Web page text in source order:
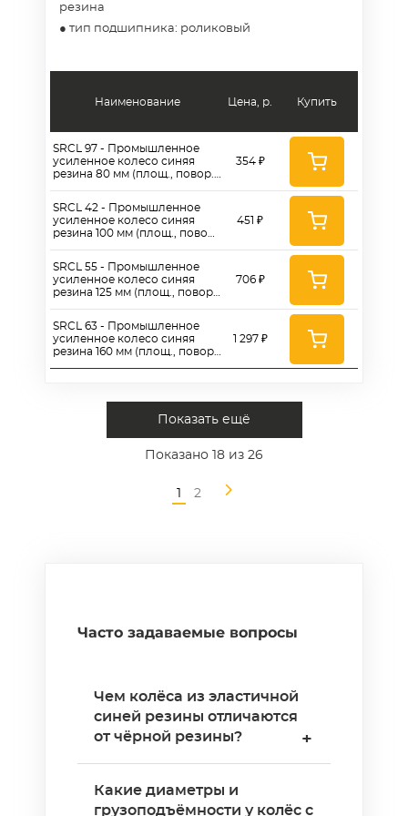
резина
● тип подшипника: роликовый
Наименование
SRCL 97 - Промышленное
усиленное колесо синяя
резина 80 мм (площ., повор.,
SRCL 42 - Промышленное
усиленное колесо синяя
резина 100 мм (площ., повор.,
SRCL 55 - Промышленное
усиленное колесо синяя
резина 125 мм (площ., повор.,
SRCL 63 - Промышленное
усиленное колесо синяя
резина 160 мм (площ., повор.,
Цена, р.
354 ₽
451 ₽
706 ₽
1 297 ₽
Купить
Показать ещё
Показано 18 из 26
2
Часто задаваемые вопросы
Чем колёса из эластичной
синей резины отличаются
от чёрной резины?
+
литая резиновая смесь,
Какие диаметры и
грузоподъёмности у колёс с